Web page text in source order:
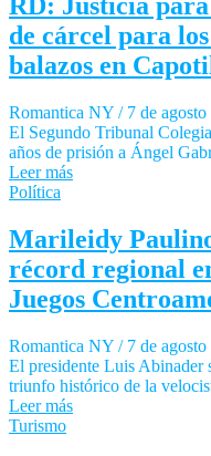
de cárcel para
balazos en
Romantica NY / 7 de
El Segundo Tribunal
años de prisión a Ángel
Leer más
Política
Marileidy
récord regional
Juegos
Romantica NY / 7 de
El presidente Luis Abinader
triunfo histórico de la
Leer más
Turismo